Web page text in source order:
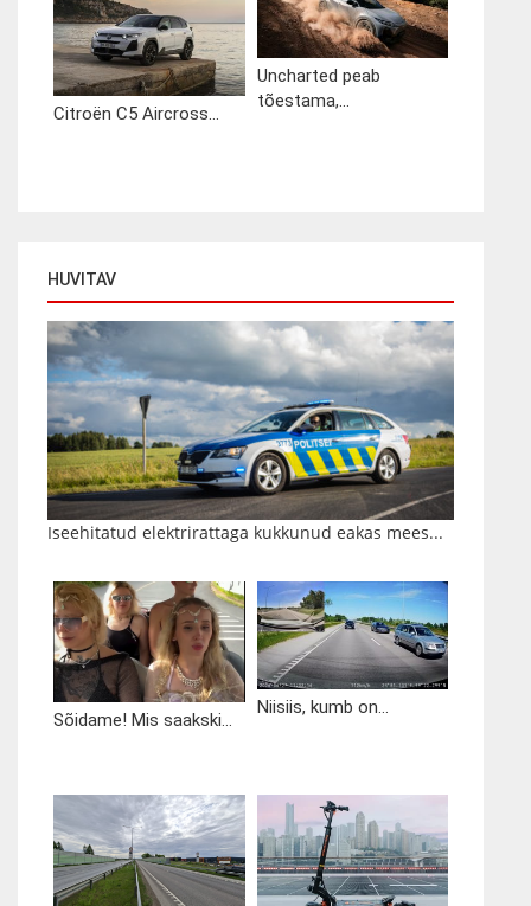
Citroën C5 Aircross...
Uncharted peab
tõestama,...
HUVITAV
Iseehitatud elektrirattaga kukkunud eakas mees...
Sõidame! Mis saakski...
Niisiis, kumb on...